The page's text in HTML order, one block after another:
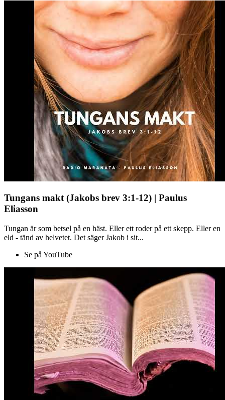
Tungans makt (Jakobs brev 3:1-12) | Paulus
Eliasson
Tungan är som betsel på en häst. Eller ett roder på ett skepp. Eller en
eld - tänd av helvetet. Det säger Jakob i sit...
Se på YouTube